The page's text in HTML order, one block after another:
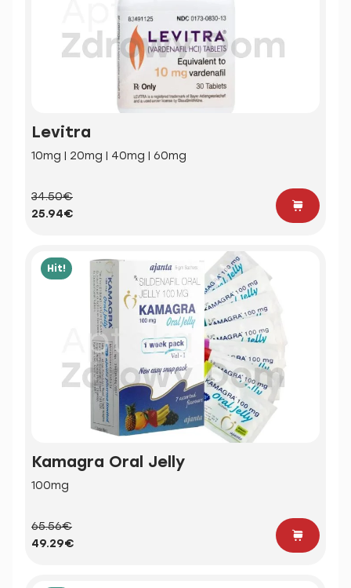
Levitra
10mg | 20mg | 40mg | 60mg
34.50€
25.94€
Hit!
Kamagra Oral Jelly
100mg
65.56€
49.29€